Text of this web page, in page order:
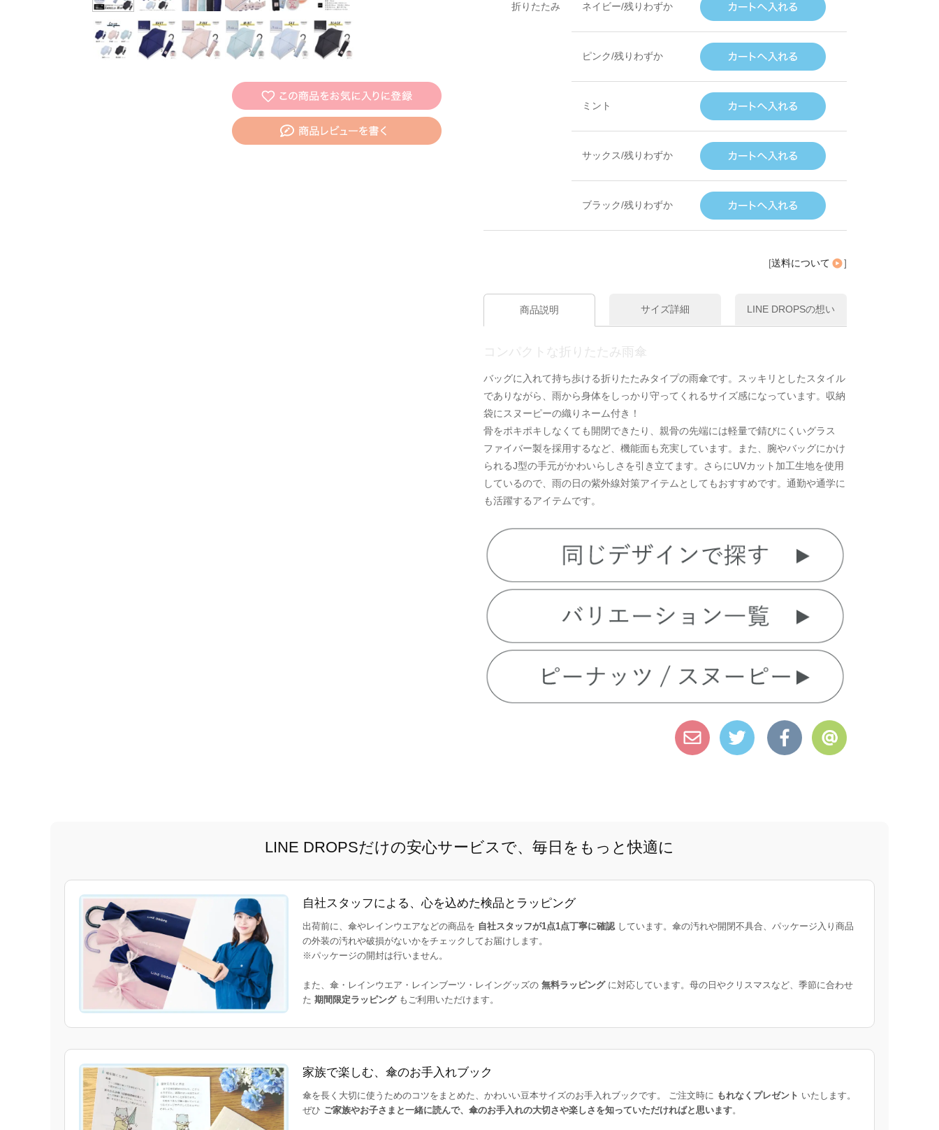
折りたたみ ネイビー/残りわずか
ピンク/残りわずか
ミント
サックス/残りわずか
ブラック/残りわずか
[送料について ]
商品説明 サイズ詳細 LINE DROPSの想い
コンパクトな折りたたみ雨傘
バッグに入れて持ち歩ける折りたたみタイプの雨傘です。スッキリとしたスタイル
でありながら、雨から身体をしっかり守ってくれるサイズ感になっています。収納
袋にスヌーピーの織りネーム付き！
骨をポキポキしなくても開閉できたり、親骨の先端には軽量で錆びにくいグラス
ファイバー製を採用するなど、機能面も充実しています。また、腕やバッグにかけ
られるJ型の手元がかわいらしさを引き立てます。さらにUVカット加工生地を使用
しているので、雨の日の紫外線対策アイテムとしてもおすすめです。通勤や通学に
も活躍するアイテムです。
LINE DROPSだけの安心サービスで、毎日をもっと快適に
自社スタッフによる、心を込めた検品とラッピング
出荷前に、傘やレインウエアなどの商品を 自社スタッフが1点1点丁寧に確認しています。傘の汚れや開閉不具合、パッケージ入り商品
の外装の汚れや破損がないかをチェックしてお届けします。
※パッケージの開封は行いません。
また、傘・レインウエア・レインブーツ・レイングッズの 無料ラッピングに対応しています。母の日やクリスマスなど、季節に合わせ
た 期間限定ラッピングもご利用いただけます。
家族で楽しむ、傘のお手入れブック
傘を長く大切に使うためのコツをまとめた、かわいい豆本サイズのお手入れブックです。 ご注文時に もれなくプレゼント いたします。
ぜひ ご家族やお子さまと一緒に読んで、傘のお手入れの大切さや楽しさを知っていただければと思います。